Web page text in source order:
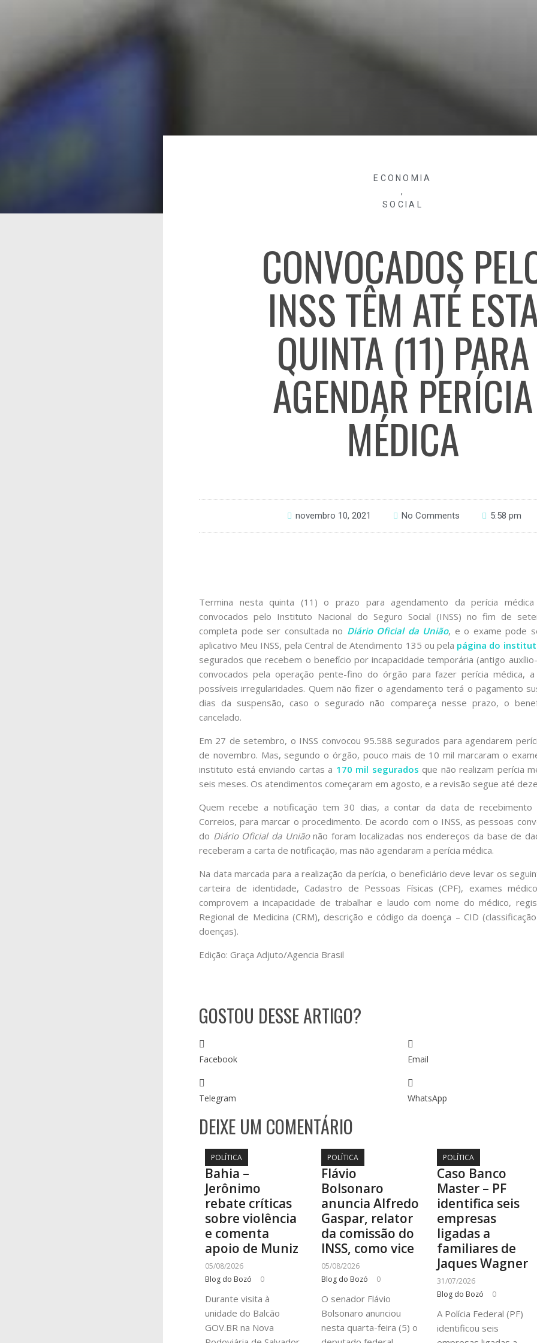
ECONOMIA
,
SOCIAL
CONVOCADOS
INSS TÊM ATÉ
QUINTA (11) PARA
AGENDAR PERÍCIA
MÉDICA
novembro 10, 2021 No Comments 5:58 pm
Termina nesta quinta (11) o prazo para agendamento da perícia
convocados pelo Instituto Nacional do Seguro Social (INSS) no fim de
completa pode ser consultada no Diário Oficial da União, e o exame pode
aplicativo Meu INSS, pela Central de Atendimento 135 ou pela página do
segurados que recebem o benefício por incapacidade temporária (antigo
convocados pela operação pente-fino do órgão para fazer perícia médica,
possíveis irregularidades. Quem não fizer o agendamento terá o pagamento
dias da suspensão, caso o segurado não compareça nesse prazo, o
cancelado.
Em 27 de setembro, o INSS convocou 95.588 segurados para agendarem
de novembro. Mas, segundo o órgão, pouco mais de 10 mil marcaram o
instituto está enviando cartas a 170 mil segurados que não realizam perícia
seis meses. Os atendimentos começaram em agosto, e a revisão segue até
Quem recebe a notificação tem 30 dias, a contar da data de recebimento
Correios, para marcar o procedimento. De acordo com o INSS, as pessoas
do Diário Oficial da Uniãonão foram localizadas nos endereços da base de
receberam a carta de notificação, mas não agendaram a perícia médica.
Na data marcada para a realização da perícia, o beneficiário deve levar os
carteira de identidade, Cadastro de Pessoas Físicas (CPF), exames
comprovem a incapacidade de trabalhar e laudo com nome do médico,
Regional de Medicina (CRM), descrição e código da doença – CID
doenças).
Edição: Graça Adjuto/Agencia Brasil
GOSTOU DESSE ARTIGO?
Facebook Email
Telegram WhatsApp
DEIXE UM COMENTÁRIO
POLÍTICA
Bahia –
Jerônimo
rebate críticas
sobre violência
e comenta
apoio de Muniz
05/08/2026
Blog do Bozó
0
Durante visita à
unidade do Balcão
GOV.BR na Nova
POLÍTICA
Flávio
Bolsonaro
anuncia Alfredo
Gaspar, relator
da comissão do
INSS, como vice
05/08/2026
Blog do Bozó
0
O senador Flávio
Bolsonaro anunciou
nesta quarta-feira (5) o
POLÍTICA
Caso Banco
Master – PF
identifica seis
empresas
ligadas a
familiares de
Jaques Wagner
31/07/2026
Blog do Bozó
0
A Polícia Federal (PF)
identificou seis